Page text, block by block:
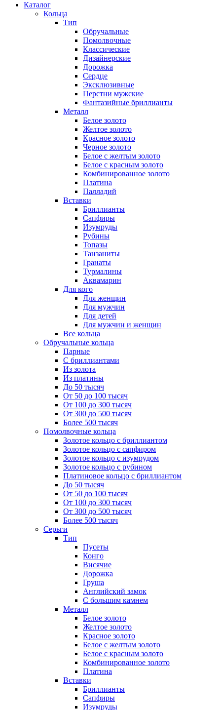
Каталог
Кольца
Тип
Обручальные
Помолвочные
Классические
Дизайнерские
Дорожка
Сердце
Эксклюзивные
Перстни мужские
Фантазийные бриллианты
Металл
Белое золото
Желтое золото
Красное золото
Черное золото
Белое с желтым золото
Белое с красным золото
Комбинированное золото
Платина
Палладий
Вставки
Бриллианты
Сапфиры
Изумруды
Рубины
Топазы
Танзаниты
Гранаты
Турмалины
Аквамарин
Для кого
Для женщин
Для мужчин
Для детей
Для мужчин и женщин
Все кольца
Обручальные кольца
Парные
С бриллиантами
Из золота
Из платины
До 50 тысяч
От 50 до 100 тысяч
От 100 до 300 тысяч
От 300 до 500 тысяч
Более 500 тысяч
Помолвочные кольца
Золотое кольцо с бриллиантом
Золотое кольцо с сапфиром
Золотое кольцо с изумрудом
Золотое кольцо с рубином
Платиновое кольцо с бриллиантом
До 50 тысяч
От 50 до 100 тысяч
От 100 до 300 тысяч
От 300 до 500 тысяч
Более 500 тысяч
Серьги
Тип
Пусеты
Конго
Висячие
Дорожка
Груша
Английский замок
С большим камнем
Металл
Белое золото
Желтое золото
Красное золото
Белое с желтым золото
Белое с красным золото
Комбинированное золото
Платина
Вставки
Бриллианты
Сапфиры
Изумруды